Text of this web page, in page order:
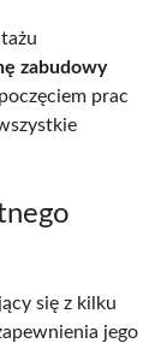
zabudowy
prac
się z kilku
jego